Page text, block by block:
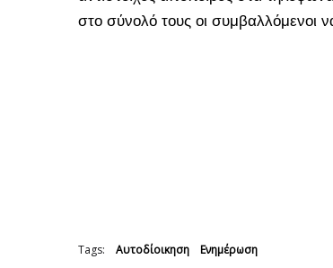
στο σύνολό τους οι συμβαλλόμενοι
Tags: Αυτοδίοικηση Ενημέρωση